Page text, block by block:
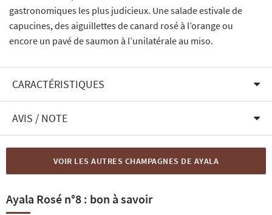
gastronomiques les plus judicieux. Une salade estivale de
capucines, des aiguillettes de canard rosé à l’orange ou
encore un pavé de saumon à l’unilatérale au miso.
CARACTÉRISTIQUES
AVIS / NOTE
VOIR LES AUTRES CHAMPAGNES DE AYALA
Ayala Rosé n°8 : bon à savoir